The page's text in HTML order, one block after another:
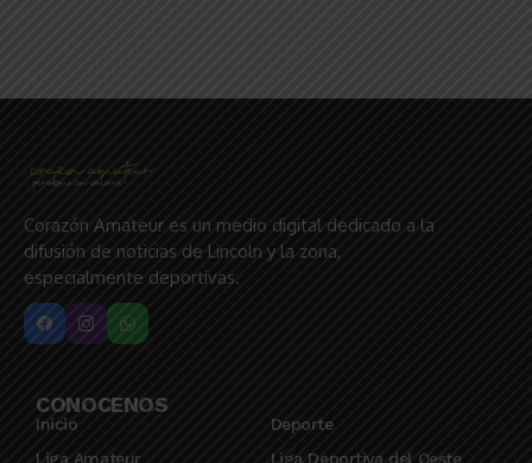
Corazón Amateur es un medio digital dedicado a la
difusión de noticias de Lincoln y la zona,
especialmente deportivas.
CONOCENOS
Inicio
Deporte
Liga Amateur
Liga Deportiva del Oeste